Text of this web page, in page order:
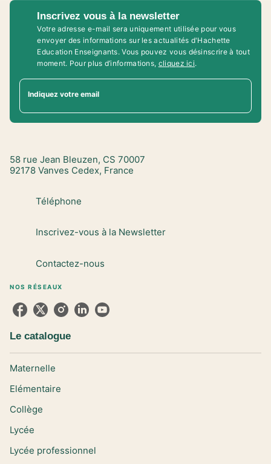
Inscrivez vous à la newsletter
Votre adresse e-mail sera uniquement utilisée pour vous
envoyer des informations sur les actualités d'Hachette
Education Enseignants. Vous pouvez vous désinscrire à tout
moment. Pour plus d’informations, cliquez ici.
Indiquez votre email
58 rue Jean Bleuzen, CS 70007
92178 Vanves Cedex, France
Téléphone
Inscrivez-vous à la Newsletter
Contactez-nous
NOS RÉSEAUX
Le catalogue
Maternelle
Elémentaire
Collège
Lycée
Lycée professionnel